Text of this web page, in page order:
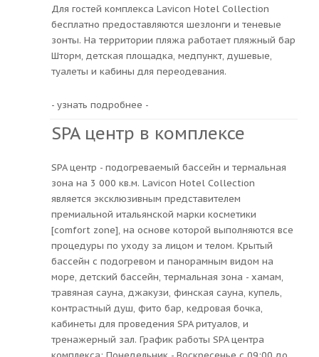
Для гостей комплекса Lavicon Hotel Collection
бесплатно предоставляются шезлонги и теневые
зонты. На территории пляжа работает пляжный бар
Шторм, детская площадка, медпункт, душевые,
туалеты и кабины для переодевания.
- узнать подробнее -
SPA центр в комплексе
SPA центр - подогреваемый бассейн и термальная
зона на 3 000 кв.м. Lavicon Hotel Collection
является эксклюзивным представителем
премиальной итальянской марки косметики
[comfort zone], на основе которой выполняются все
процедуры по уходу за лицом и телом. Крытый
бассейн с подогревом и панорамным видом на
море, детский бассейн, термальная зона - хамам,
травяная сауна, джакузи, финская сауна, купель,
контрастный душ, фито бар, кедровая бочка,
кабинеты для проведения SPA ритуалов, и
тренажерный зал. График работы SPA центра